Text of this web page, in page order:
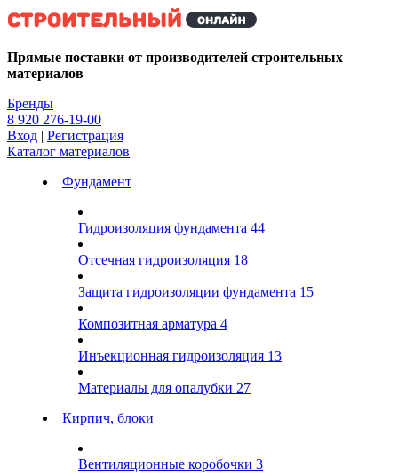
Kg
Прямые поставки от производителей строительных
материалов
Бренды
8 920 276-19-00
Вход | Регистрация
Каталог материалов
Фундамент
Гидроизоляция фундамента 44
Отсечная гидроизоляция 18
Защита гидроизоляции фундамента 15
Композитная арматура 4
Инъекционная гидроизоляция 13
Материалы для опалубки 27
Кирпич, блоки
Вентиляционные коробочки 3